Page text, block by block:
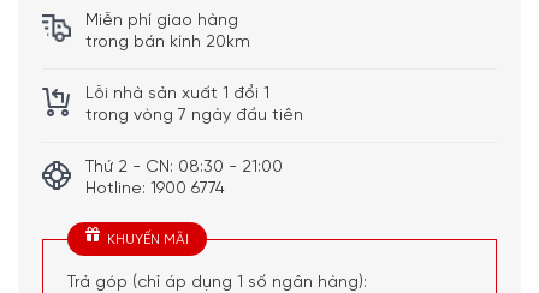
bếp.
Miễn phí giao hàng
trong bán kính 20km
Lỗi nhà sản xuất 1 đổi 1
trong vòng 7 ngày đầu tiên
Thứ 2 - CN: 08:30 - 21:00
Hotline: 1900 6774
KHUYẾN MÃI
Trả góp (chỉ áp dụng 1 số ngân hàng):